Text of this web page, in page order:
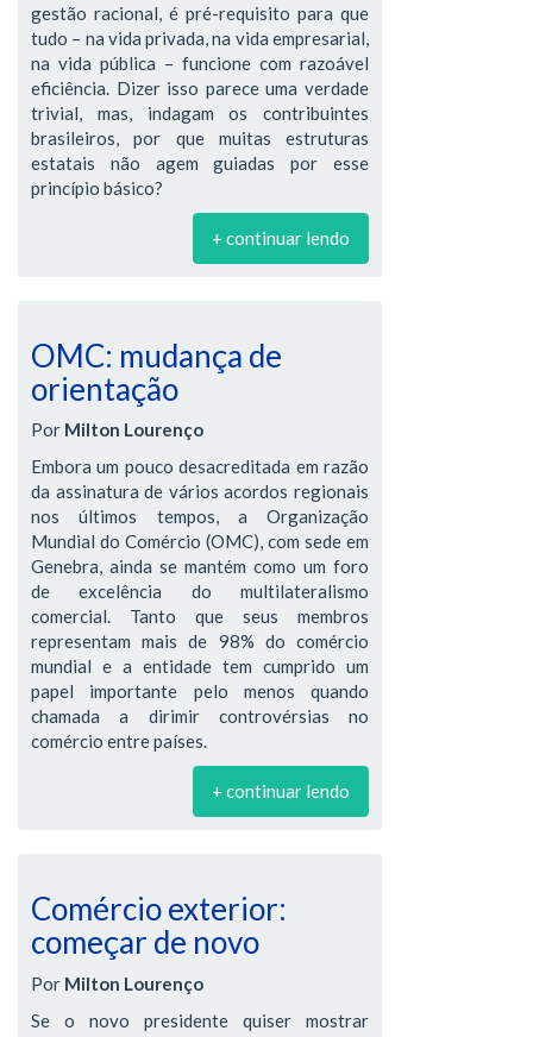
gestão racional, é pré-requisito para que
tudo – na vida privada, na vida empresarial,
na vida pública – funcione com razoável
eficiência. Dizer isso parece uma verdade
trivial, mas, indagam os contribuintes
brasileiros, por que muitas estruturas
estatais não agem guiadas por esse
princípio básico?
+ continuar lendo
OMC: mudança de
orientação
Por Milton Lourenço
Embora um pouco desacreditada em razão
da assinatura de vários acordos regionais
nos últimos tempos, a Organização
Mundial do Comércio (OMC), com sede em
Genebra, ainda se mantém como um foro
de excelência do multilateralismo
comercial. Tanto que seus membros
representam mais de 98% do comércio
mundial e a entidade tem cumprido um
papel importante pelo menos quando
chamada a dirimir controvérsias no
comércio entre países.
+ continuar lendo
Comércio exterior:
começar de novo
Por Milton Lourenço
Se o novo presidente quiser mostrar